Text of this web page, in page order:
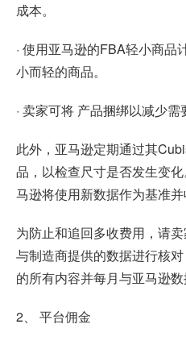
成本。
· 使用亚马逊的FBA轻小商品
小而轻的商品。
· 卖家可将 产品捆绑以减少需
此外，亚马逊定期通过其
品，以检查尺寸是否发生变
马逊将使用新数据作为基准并
为防止和追回多收费用，请
与制造商提供的数据进行核
的所有内容并每月与亚马逊数
2、 平台佣金